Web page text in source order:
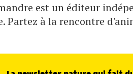
est un éditeur
Partez à la rencontre